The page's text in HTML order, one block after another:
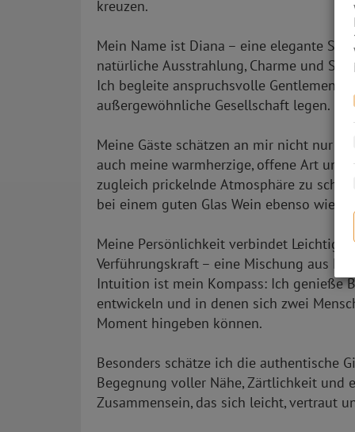
kreuzen.
Mein Name ist Diana – eine elegante
natürliche Ausstrahlung, Charme und
Ich begleite anspruchsvolle Gentlemen,
außergewöhnliche Gesellschaft legen.
Meine Gäste schätzen an mir nicht nur
auch meine warmherzige, offene Art
zugleich prickelnde Atmosphäre zu
bei einem guten Glas Wein ebenso wie
Meine Persönlichkeit verbindet
Verführungskraft – eine Mischung aus
Intuition ist mein Kompass: Ich genieße
entwickeln und in denen sich zwei
Moment hingeben können.
Besonders schätze ich die authentische
Begegnung voller Nähe, Zärtlichkeit und
Zusammensein, das sich leicht, vertraut